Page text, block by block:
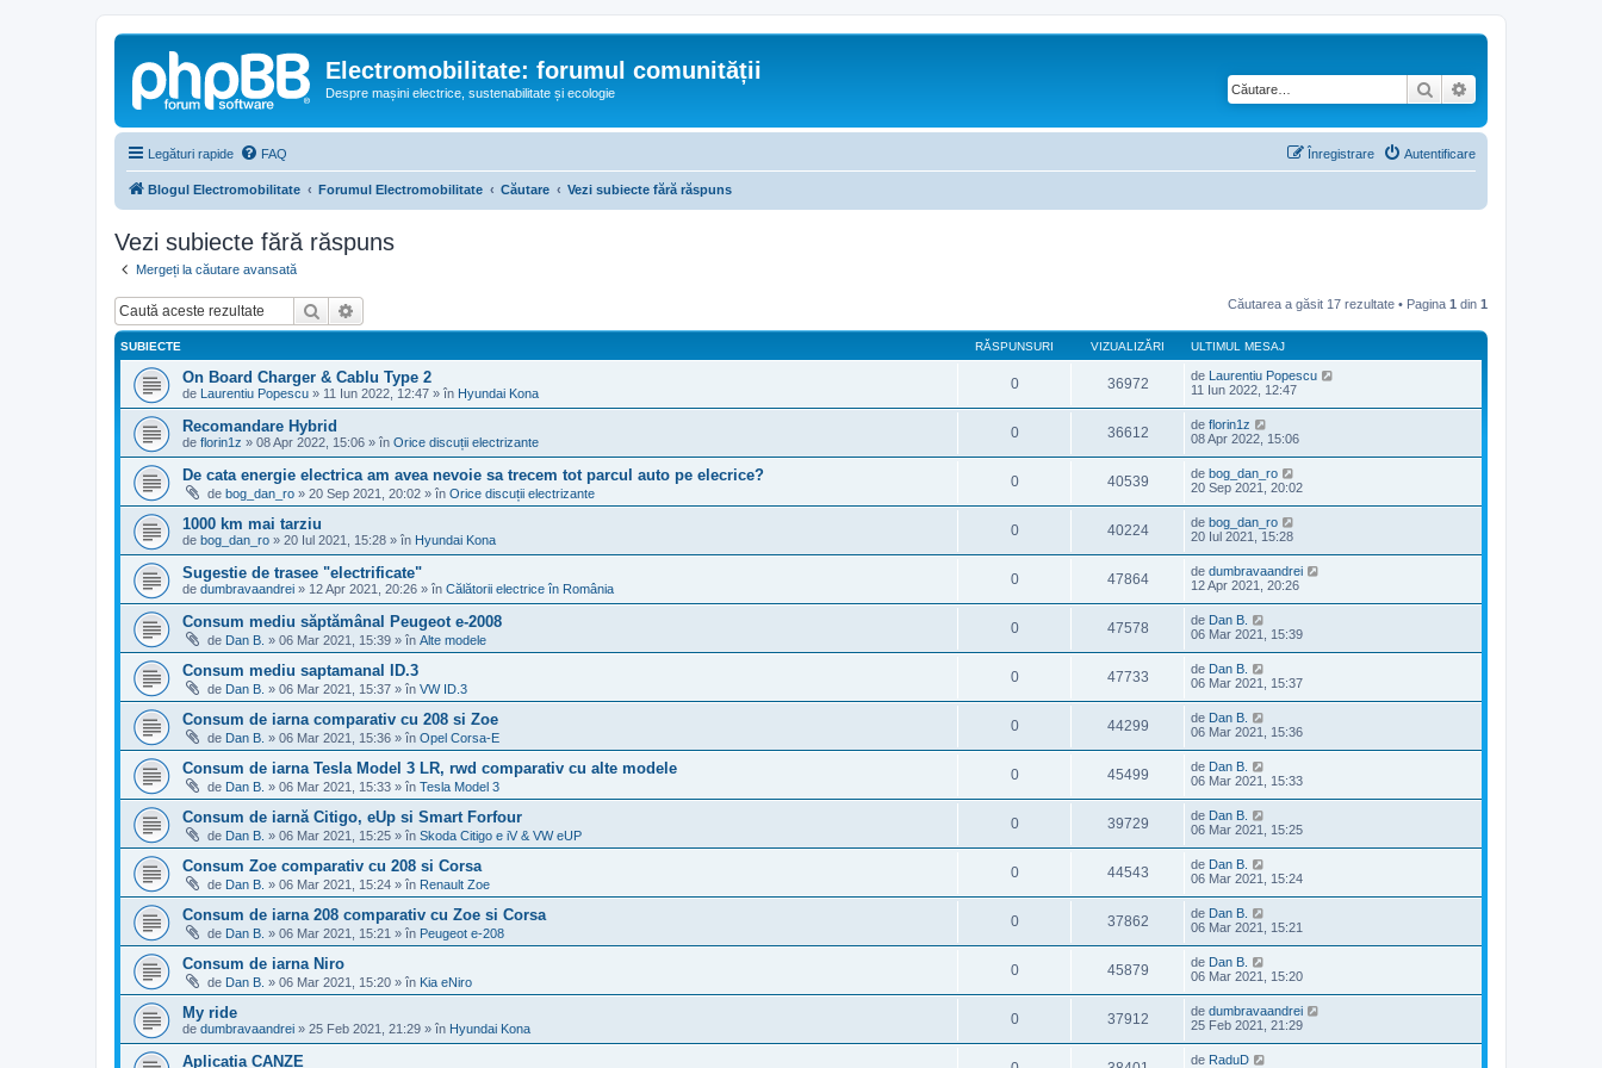
Electromobilitate: forumul comunității
Despre mașini electrice, sustenabilitate și ecologie Căutare
Legături rapide FAQ Autentificare
Înregistrare
Blogul Electromobilitate Forumul Electromobilitate Căutare Vezi subiecte fără răspuns
Vezi subiecte fără răspuns
Mergeți la căutare avansată
Căutare Căutarea a găsit 17 rezultate • Pagina 1 din 1
SUBIECTE RĂSPUNSURI VIZUALIZĂRI ULTIMUL MESAJ
On Board Charger & Cablu Type 2
de Laurentiu Popescu » 11 Iun 2022, 12:47 » în Hyundai Kona
0 36972 de Laurentiu Popescu
11 Iun 2022, 12:47
Recomandare Hybrid
de florin1z » 08 Apr 2022, 15:06 » în Orice discuții electrizante
0 36612 de florin1z
08 Apr 2022, 15:06
De cata energie electrica am avea nevoie sa trecem tot parcul auto pe elecrice?
de bog_dan_ro » 20 Sep 2021, 20:02 » în Orice discuții electrizante
0 40539 de bog_dan_ro
20 Sep 2021, 20:02
1000 km mai tarziu
de bog_dan_ro » 20 Iul 2021, 15:28 » în Hyundai Kona
0 40224 de bog_dan_ro
20 Iul 2021, 15:28
Sugestie de trasee "electrificate"
de dumbravaandrei » 12 Apr 2021, 20:26 » în Călătorii electrice în România
0 47864 de dumbravaandrei
12 Apr 2021, 20:26
Consum mediu săptămânal Peugeot e-2008
de Dan B. » 06 Mar 2021, 15:39 » în Alte modele
0 47578 de Dan B.
06 Mar 2021, 15:39
Consum mediu saptamanal ID.3
de Dan B. » 06 Mar 2021, 15:37 » în VW ID.3
0 47733 de Dan B.
06 Mar 2021, 15:37
Consum de iarna comparativ cu 208 si Zoe
de Dan B. » 06 Mar 2021, 15:36 » în Opel Corsa-E
0 44299 de Dan B.
06 Mar 2021, 15:36
Consum de iarna Tesla Model 3 LR, rwd comparativ cu alte modele
de Dan B. » 06 Mar 2021, 15:33 » în Tesla Model 3
0 45499 de Dan B.
06 Mar 2021, 15:33
Consum de iarnă Citigo, eUp si Smart Forfour
de Dan B. » 06 Mar 2021, 15:25 » în Skoda Citigo e iV & VW eUP
0 39729 de Dan B.
06 Mar 2021, 15:25
Consum Zoe comparativ cu 208 si Corsa
de Dan B. » 06 Mar 2021, 15:24 » în Renault Zoe
0 44543 de Dan B.
06 Mar 2021, 15:24
Consum de iarna 208 comparativ cu Zoe si Corsa
de Dan B. » 06 Mar 2021, 15:21 » în Peugeot e-208
0 37862 de Dan B.
06 Mar 2021, 15:21
Consum de iarna Niro
de Dan B. » 06 Mar 2021, 15:20 » în Kia eNiro
0 45879 de Dan B.
06 Mar 2021, 15:20
My ride
de dumbravaandrei » 25 Feb 2021, 21:29 » în Hyundai Kona
0 37912 de dumbravaandrei
25 Feb 2021, 21:29
Aplicația CANZE de RaduD